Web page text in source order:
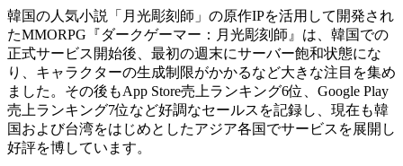
韓国の人気小説「月光彫刻師」の原作IPを活用して開発され
たMMORPG『ダークゲーマー：月光彫刻師』は、韓国での
正式サービス開始後、最初の週末にサーバー飽和状態にな
り、キャラクターの生成制限がかかるなど大きな注目を集め
ました。その後もApp Store売上ランキング6位、Google Play
売上ランキング7位など好調なセールスを記録し、現在も韓
国および台湾をはじめとしたアジア各国でサービスを展開し
好評を博しています。